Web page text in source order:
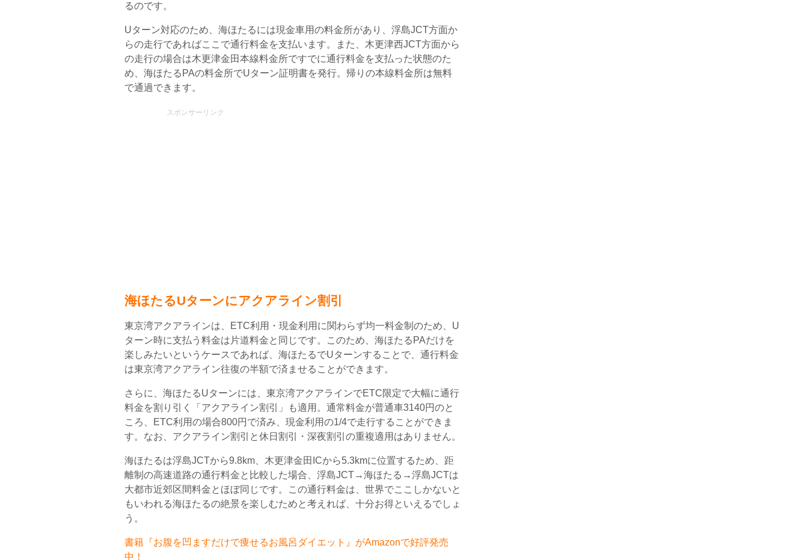
るのです。
Uターン対応のため、海ほたるには現金車用の料金所があり、浮島JCT方面か
らの走行であればここで通行料金を支払います。また、木更津西JCT方面から
の走行の場合は木更津金田本線料金所ですでに通行料金を支払った状態のた
め、海ほたるPAの料金所でUターン証明書を発行。帰りの本線料金所は無料
で通過できます。
スポンサーリンク
海ほたるUターンにアクアライン割引
東京湾アクアラインは、ETC利用・現金利用に関わらず均一料金制のため、U
ターン時に支払う料金は片道料金と同じです。このため、海ほたるPAだけを
楽しみたいというケースであれば、海ほたるでUターンすることで、通行料金
は東京湾アクアライン往復の半額で済ませることができます。
さらに、海ほたるUターンには、東京湾アクアラインでETC限定で大幅に通行
料金を割り引く「アクアライン割引」も適用。通常料金が普通車3140円のと
ころ、ETC利用の場合800円で済み、現金利用の1/4で走行することができま
す。なお、アクアライン割引と休日割引・深夜割引の重複適用はありません。
海ほたるは浮島JCTから9.8km、木更津金田ICから5.3kmに位置するため、距
離制の高速道路の通行料金と比較した場合、浮島JCT→海ほたる→浮島JCTは
大都市近郊区間料金とほぼ同じです。この通行料金は、世界でここしかないと
もいわれる海ほたるの絶景を楽しむためと考えれば、十分お得といえるでしょ
う。
書籍『お腹を凹ますだけで痩せるお風呂ダイエット』がAmazonで好評発売
中！